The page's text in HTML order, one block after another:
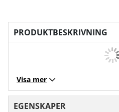
PRODUKTBESKRIVNING
Visa mer
EGENSKAPER